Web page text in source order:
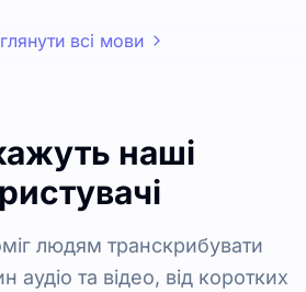
всі мови
наші
людям транскрибувати
аудіо та відео, від коротких